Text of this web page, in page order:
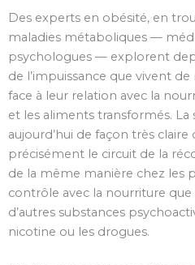
Des experts en obésité, en
maladies métaboliques —
psychologues — explorent
de l’impuissance que vivent
face à leur relation avec la
et les aliments transformés.
aujourd’hui de façon très
précisément le circuit de la
de la même manière chez les
contrôle avec la nourriture
d’autres substances
nicotine ou les drogues.